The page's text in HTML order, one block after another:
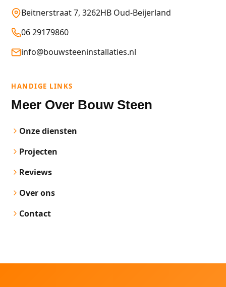
Beitnerstraat 7, 3262HB Oud-Beijerland
06 29179860
info@bouwsteeninstallaties.nl
HANDIGE LINKS
Meer Over Bouw Steen
Onze diensten
Projecten
Reviews
Over ons
Contact